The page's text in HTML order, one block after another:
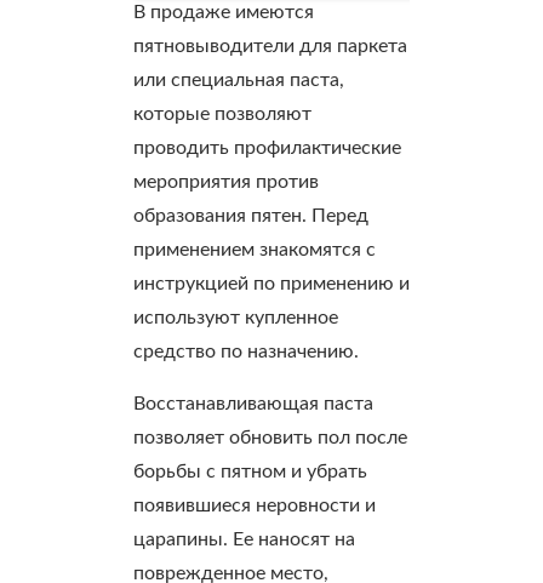
В продаже имеются
пятновыводители для паркета
или специальная паста,
которые позволяют
проводить профилактические
мероприятия против
образования пятен. Перед
применением знакомятся с
инструкцией по применению и
используют купленное
средство по назначению.
Восстанавливающая паста
позволяет обновить пол после
борьбы с пятном и убрать
появившиеся неровности и
царапины. Ее наносят на
поврежденное место,